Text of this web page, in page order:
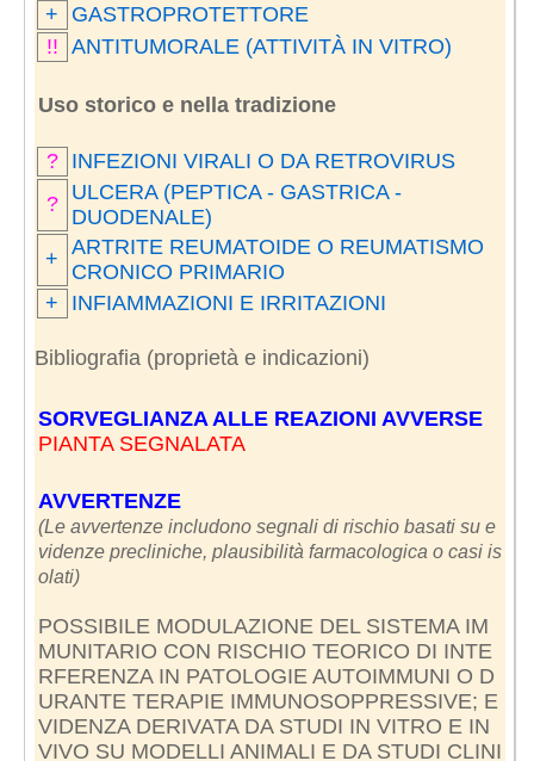
+
GASTROPROTETTORE
!! ANTITUMORALE (ATTIVITÀ IN VITRO)
Uso storico e nella tradizione
?
INFEZIONI VIRALI O DA RETROVIRUS
?
ULCERA (PEPTICA - GASTRICA -
DUODENALE)
+ ARTRITE REUMATOIDE O REUMATISMO
CRONICO PRIMARIO
+
INFIAMMAZIONI E IRRITAZIONI
Bibliografia (proprietà e indicazioni)
SORVEGLIANZA ALLE REAZIONI AVVERSE
PIANTA SEGNALATA
AVVERTENZE
(Le avvertenze includono segnali di rischio basati su e
videnze precliniche, plausibilità farmacologica o casi is
olati)
POSSIBILE MODULAZIONE DEL SISTEMA IM
MUNITARIO CON RISCHIO TEORICO DI INTE
RFERENZA IN PATOLOGIE AUTOIMMUNI O D
URANTE TERAPIE IMMUNOSOPPRESSIVE; E
VIDENZA DERIVATA DA STUDI IN VITRO E IN
VIVO SU MODELLI ANIMALI E DA STUDI CLINI